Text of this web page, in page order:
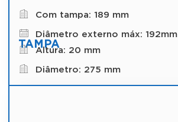
Com tampa: 189 mm
Diâmetro externo máx: 192mm
TAMPA
Altura: 20 mm
Diâmetro: 275 mm